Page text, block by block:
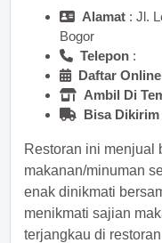
Alamat : Jl.
Bogor
Telepon :
Daftar Online
Ambil Di
Bisa Dikirim
Restoran ini menjual
makanan/minuman
enak dinikmati
menikmati sajian
terjangkau di